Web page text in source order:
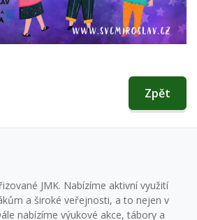
Zpět
JMK. Nabízíme aktivní využití
a široké veřejnosti, a to nejen v
nabízíme výukové akce, tábory a